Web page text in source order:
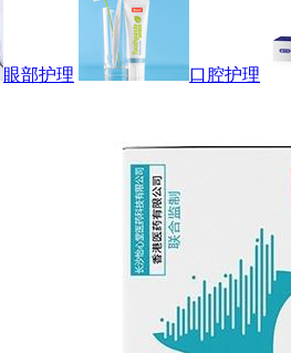
眼部护理 口腔护理